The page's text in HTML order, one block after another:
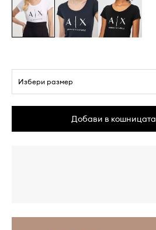
Избери размер
Добави в кошницата